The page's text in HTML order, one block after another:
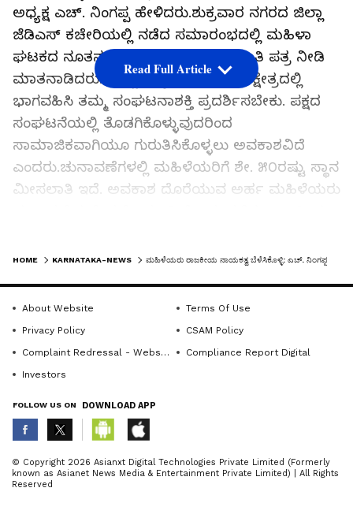
ಅಧ್ಯಕ್ಷ ಎಚ್. ನಿಂಗಪ್ಪ ಹೇಳಿದರು.ಶುಕ್ರವಾರ ನಗರದ ಜಿಲ್ಲಾ
ಜೆಡಿಎಸ್ ಕಚೇರಿಯಲ್ಲಿ ನಡೆದ ಸಮಾರಂಭದಲ್ಲಿ ಮಹಿಳಾ
ಘಟಕದ ನೂತನ ಪದಾಧಿಕಾರಿಗಳಿಗೆ ನೇಮಕಾತಿ ಪತ್ರ ನೀಡಿ
ಮಾತನಾಡಿದರು. ಹೆಣ್ಣುಮಕ್ಕಳು ರಾಜಕೀಯ ಕ್ಷೇತ್ರದಲ್ಲಿ
ಭಾಗವಹಿಸಿ ತಮ್ಮ ಸಂಘಟನಾಶಕ್ತಿ ಪ್ರದರ್ಶಿಸಬೇಕು. ಪಕ್ಷದ
ಸಂಘಟನೆಯಲ್ಲಿ ತೊಡಗಿಕೊಳ್ಳುವುದರಿಂದ
ಸಾಮಾಜಿಕವಾಗಿಯೂ ಗುರುತಿಸಿಕೊಳ್ಳಲು ಅವಕಾಶವಿದೆ
ಎಂದರು.ಚುನಾವಣೆಗಳಲ್ಲಿ ಮಹಿಳೆಯರಿಗೆ ಶೇ. ೫೦ರಷ್ಟು ಸ್ಥಾನ
ಮೀಸಲಾತಿ ಇದೆ. ಅವಕಾಶ ದೊರೆಯುವ ಅರ್ಹ ಮಹಿಳೆಯರು
ಸಂಘಟನೆಯಲ್ಲಿ ಹೆಚ್ಚು ಸಕ್ರಿಯವಾಗಿ ಭಾಗವಹಿಸಬೇಕು. ಈ
ಹೇಳಿದರು.ಜೆಡಿಎಸ್ ಮಹಿಳಾ ಘಟಕದ ಜಿಲ್ಲಾಧ್ಯಕ್ಷೆ ರೇಖಾ
ರಾಜ್‌ಗೌಡ ಹಾಗೂ ನಗರ ಅಧ್ಯಕ್ಷೆ ಲಕ್ಷ್ಮೀ ನಾಯಕ್ ಅವರು
ನೂತನ ಪದಾಧಿಕಾರಿಗಳನ್ನು ಸನ್ಮಾನಿಸಿದರು. ನಂತರ
ಮಾತನಾಡಿದ ರೇಖಾ ರಾಜ್‌ಗೌಡ, ಮಹಿಳೆಯರು
Read Full Article
ABOUT THE AUTHOR
K KannadaprabhaNewsNetwork
HOME KARNATAKA-NEWS ಮಹಿಳೆಯರು ರಾಜಕೀಯ ನಾಯಕತ್ವ ಬೆಳೆಸಿಕೊಳ್ಳಿ: ಎಚ್. ನಿಂಗಪ್ಪ
About Website
Terms Of Use
Privacy Policy
CSAM Policy
Complaint Redressal - Website
Compliance Report Digital
Investors
FOLLOW US ON DOWNLOAD APP
© Copyright 2026 Asianxt Digital Technologies Private Limited (Formerly
known as Asianet News Media & Entertainment Private Limited) | All Rights
Reserved